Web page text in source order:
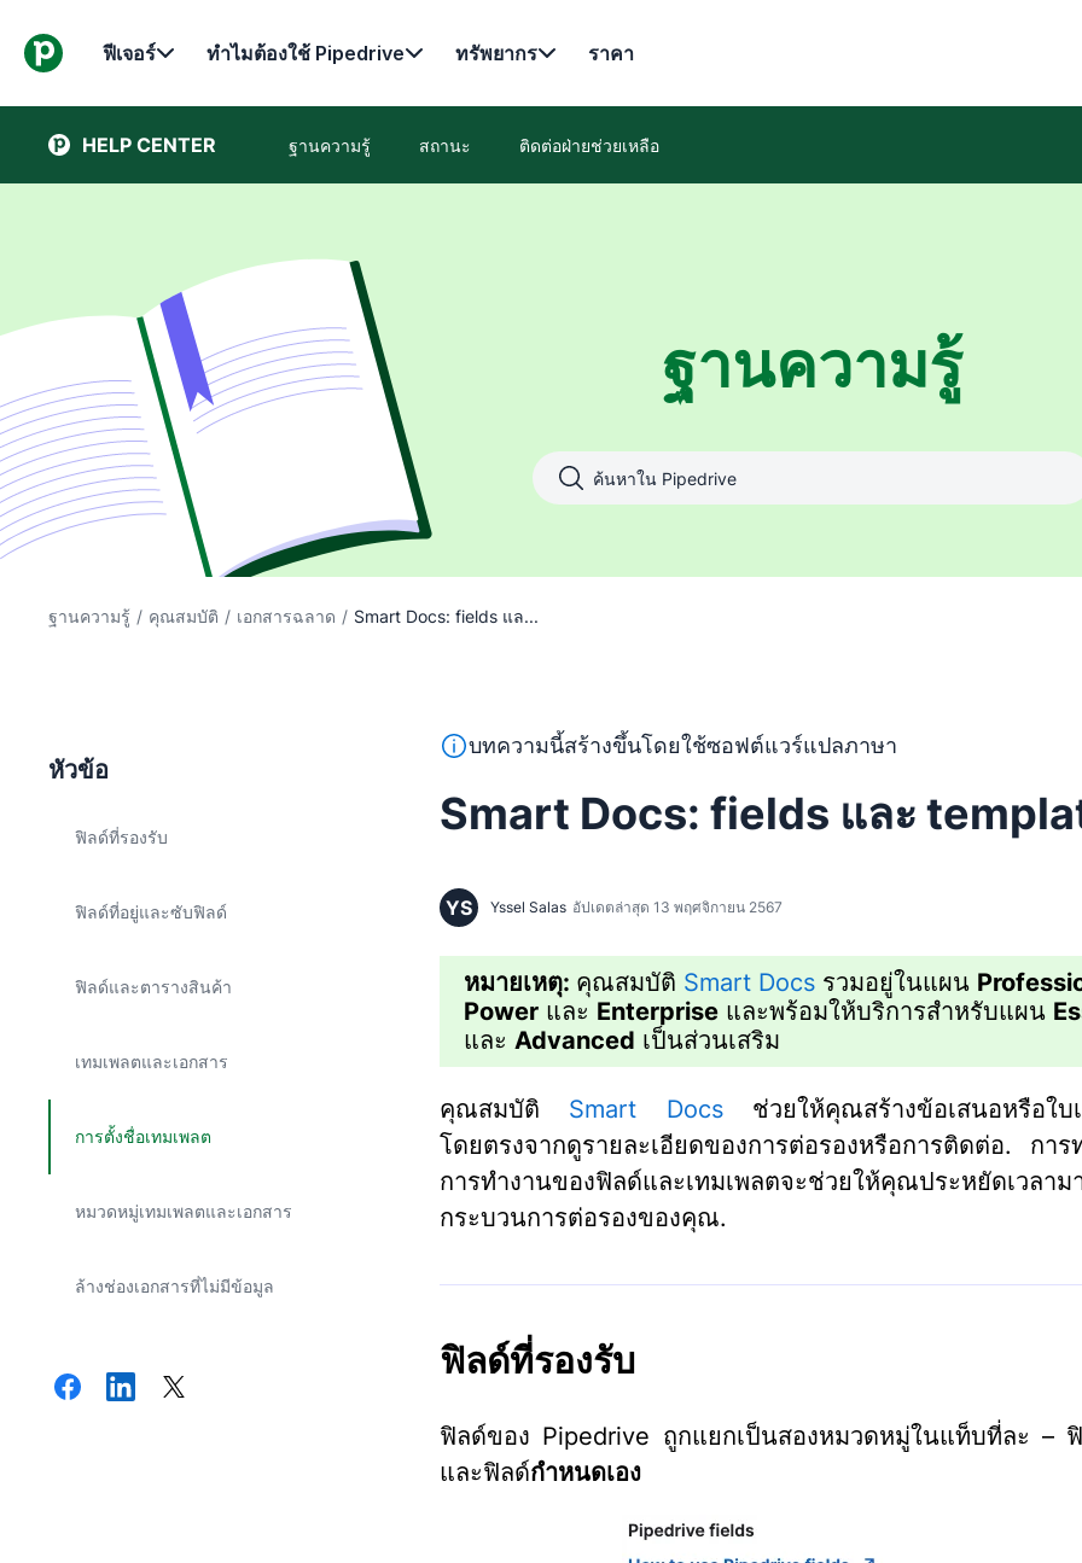
ฟีเจอร์ ทำไมต้องใช้ Pipedrive ทรัพยากร ราคา
HELP CENTER ฐานความรู้ สถานะ ติดต่อฝ่ายช่วยเหลือ
ฐานความรู้
ฐานความรู้ / คุณสมบัติ / เอกสารฉลาด / Smart Docs: fields แล...
หัวข้อ
ฟิลด์ที่รองรับ
ฟิลด์ที่อยู่และซับฟิลด์
ฟิลด์และตารางสินค้า
เทมเพลตและเอกสาร
การตั้งชื่อเทมเพลต
หมวดหมู่เทมเพลตและเอกสาร
ล้างช่องเอกสารที่ไม่มีข้อมูล
ข้อความนี้แปลจากภาษาอังกฤษโดยใช้ซอฟต์แวร์แปลภาษาและยังไม่ผ่านกา
บทความนี้สร้างขึ้นโดยใช้ซอฟต์แวร์แปลภาษา
Smart Docs: fields และ
YS Yssel Salas อัปเดตล่าสุด 13 พฤศจิกายน 2567
หมายเหตุ: คุณสมบัติ Smart Docs รวมอยู่ในแผน
Power และ Enterprise และพร้อมให้บริการสำหรับแผน
และ Advanced เป็นส่วนเสริม
คุณสมบัติ Smart Docsช่วยให้คุณสร้างข้อเสนอหรือใบ
โดยตรงจากดูรายละเอียดของการต่อรองหรือการติดต่อ. การ
การทำงานของฟิลด์และเทมเพลตจะช่วยให้คุณประหยัดเวลา
กระบวนการต่อรองของคุณ.
ฟิลด์ที่รองรับ
ฟิลด์ของ Pipedrive ถูกแยกเป็นสองหมวดหมู่ในแท็บที่ละ –
และฟิลด์กำหนดเอง